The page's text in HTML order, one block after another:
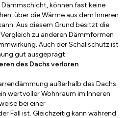
können fast keine
über die Wärme aus dem Inneren
Aus diesem Grund besitzt die
zu anderen Dämmformen
Auch der Schallschutz ist
gut ausgeprägt.
des Dachs verloren
außerhalb des Dachs
wertvoller Wohnraum im Inneren
bei einer
Fall ist. Gleichzeitig kann während